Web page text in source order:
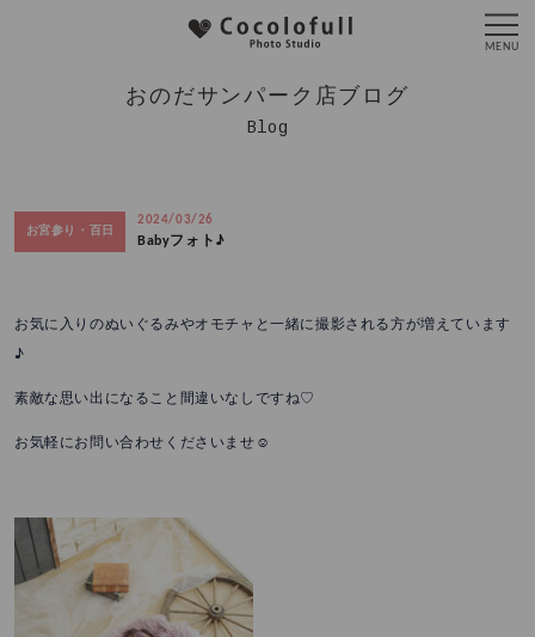
おのだサンパーク店ブログ
Blog
お宮参り・百日
2024/03/26
Babyフォト♪
お気に入りのぬいぐるみやオモチャと一緒に撮影される方が増えています
♪
素敵な思い出になること間違いなしですね♡
お気軽にお問い合わせくださいませ☺